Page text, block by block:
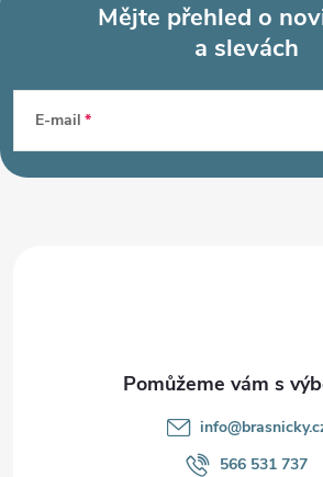
p
Mějte přehled o
a slevách
E-mail
info@
566 531 737